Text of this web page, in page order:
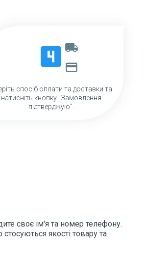
looks_4 payment
local_shipping
спосіб оплати та доставки та
натисніть кнопку "Замовлення
підтверджую".
своє ім'я та номер телефону.
якості товару та